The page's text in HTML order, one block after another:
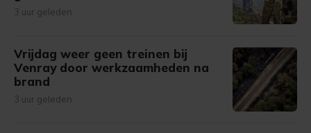
3 uur geleden
Vrijdag weer geen treinen bij
Venray door werkzaamheden na
brand
3 uur geleden